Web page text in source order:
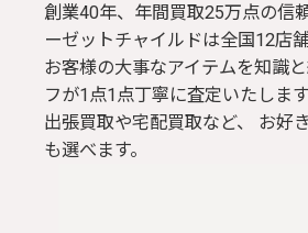
創業40年、年間買取25万点の信
ーゼットチャイルドは全国12店舗
お客様の大事なアイテムを知識
フが1点1点丁寧に査定いたします
出張買取や宅配買取など、 お好
も選べます。